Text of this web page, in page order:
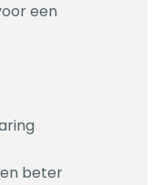
een
beter